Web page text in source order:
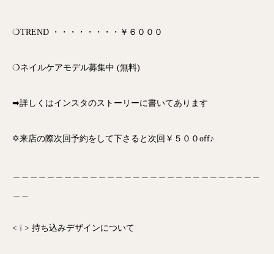
❍TREND ・・・・・・・・￥６０００
❍ネイルケアモデル募集中 (無料)
➡詳しくはインスタのストーリーに書いてあります
✡来店の際次回予約をして下さると次回￥５００off♪
< ❕ > 持ち込みデザインについて